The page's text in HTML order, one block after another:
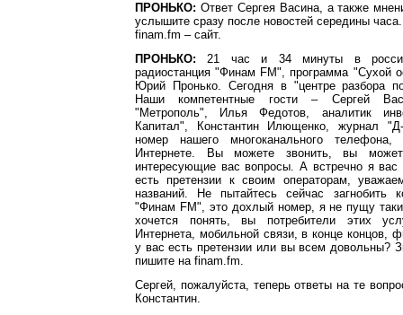
ПРОНЬКО: Ответ Сергея Васина, а также
услышите сразу после новостей середины
finam.fm – сайт.
ПРОНЬКО: 21 час и 34 минуты в
радиостанция "Финам FM", программа "Сухой
Юрий Пронько. Сегодня в "центре разбора
Наши компетентные гости – Сергей
"Метрополь", Илья Федотов, аналитик
Капитал", Константин Илющенко, журнал
номер нашего многоканального
Интернете. Вы можете звонить, вы
интересующие вас вопросы. А встречно я вас
есть претензии к своим операторам,
названий. Не пытайтесь сейчас загнобить
"Финам FM", это дохлый номер, я не пущу
хочется понять, вы потребители этих
Интернета, мобильной связи, в конце концов,
у вас есть претензии или вы всем довольны?
пишите на finam.fm.
Сергей, пожалуйста, теперь ответы на те
Константин.